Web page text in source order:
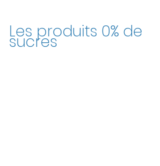
Les produits 0% de
sucres